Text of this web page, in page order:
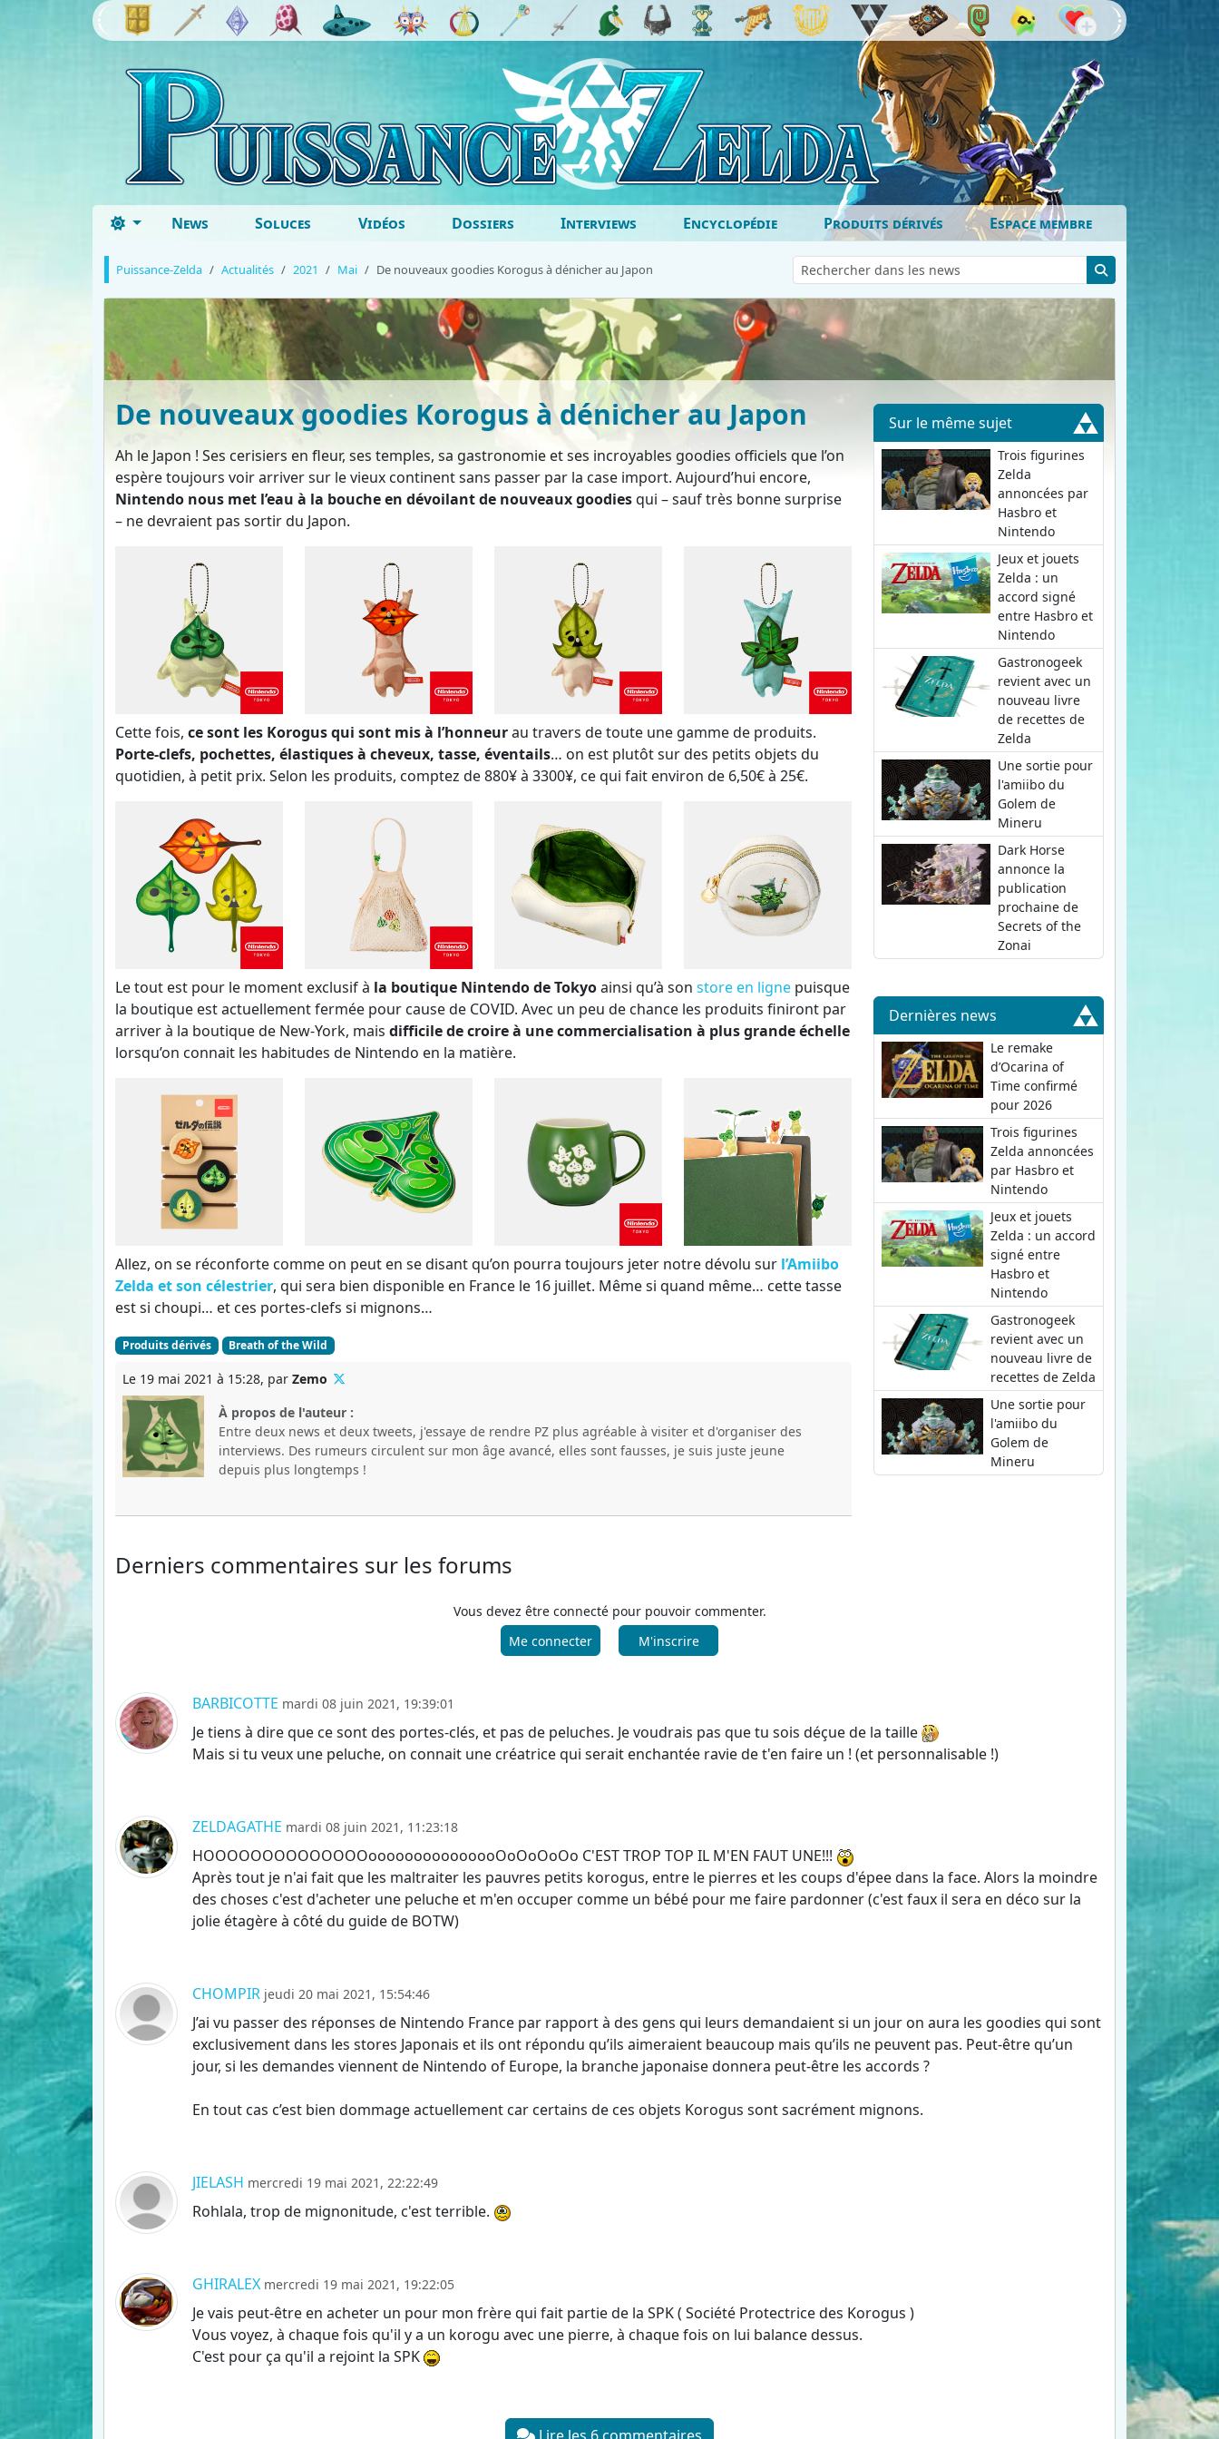
News Soluces Vidéos Dossiers Interviews Encyclopédie Produits dérivés Espace membre
Puissance-Zelda Actualités 2021 Mai De nouveaux goodies Korogus à dénicher au Japon
De nouveaux goodies Korogus à dénicher au Japon
Ah le Japon ! Ses cerisiers en fleur, ses temples, sa gastronomie et ses incroyables goodies officiels que l’on
espère toujours voir arriver sur le vieux continent sans passer par la case import. Aujourd’hui encore,
Nintendo nous met l’eau à la bouche en dévoilant de nouveaux goodiesqui – sauf très bonne surprise
– ne devraient pas sortir du Japon.
Cette fois, ce sont les Korogus qui sont mis à l’honneurau travers de toute une gamme de produits.
Porte-clefs, pochettes, élastiques à cheveux, tasse, éventails… on est plutôt sur des petits objets du
quotidien, à petit prix. Selon les produits, comptez de 880¥ à 3300¥, ce qui fait environ de 6,50€ à 25€.
Le tout est pour le moment exclusif à la boutique Nintendo de Tokyoainsi qu’à son store en ligne puisque
la boutique est actuellement fermée pour cause de COVID. Avec un peu de chance les produits finiront par
arriver à la boutique de New-York, mais difficile de croire à une commercialisation à plus grande échelle
lorsqu’on connait les habitudes de Nintendo en la matière.
Allez, on se réconforte comme on peut en se disant qu’on pourra toujours jeter notre dévolu sur l’Amiibo
Zelda et son célestrier, qui sera bien disponible en France le 16 juillet. Même si quand même… cette tasse
est si choupi… et ces portes-clefs si mignons…
Produits dérivés Breath of the Wild
Le 19 mai 2021 à 15:28, par Zemo
À propos de l'auteur :
Entre deux news et deux tweets, j'essaye de rendre PZ plus agréable à visiter et d'organiser des
interviews. Des rumeurs circulent sur mon âge avancé, elles sont fausses, je suis juste jeune
depuis plus longtemps !
Sur le même sujet
Trois figurines
Zelda
annoncées par
Hasbro et
Nintendo
Jeux et jouets
Zelda : un
accord signé
entre Hasbro et
Nintendo
Gastronogeek
revient avec un
nouveau livre
de recettes de
Zelda
Une sortie pour
l'amiibo du
Golem de
Mineru
Dark Horse
annonce la
publication
prochaine de
Secrets of the
Zonai
Dernières news
Le remake
d’Ocarina of
Time confirmé
pour 2026
Trois figurines
Zelda annoncées
par Hasbro et
Nintendo
Jeux et jouets
Zelda : un accord
signé entre
Hasbro et
Nintendo
Gastronogeek
revient avec un
nouveau livre de
recettes de Zelda
Une sortie pour
l'amiibo du
Golem de
Mineru
Derniers commentaires sur les forums
Vous devez être connecté pour pouvoir commenter.
Me connecter
M'inscrire
BARBICOTTE mardi 08 juin 2021, 19:39:01
Je tiens à dire que ce sont des portes-clés, et pas de peluches. Je voudrais pas que tu sois déçue de la taille
Mais si tu veux une peluche, on connait une créatrice qui serait enchantée ravie de t'en faire un ! (et personnalisable !)
ZELDAGATHE mardi 08 juin 2021, 11:23:18
HOOOOOOOOOOOOOOooooooooooooooOoOoOoOo C'EST TROP TOP IL M'EN FAUT UNE!!!
Après tout je n'ai fait que les maltraiter les pauvres petits korogus, entre le pierres et les coups d'épee dans la face. Alors la moindre
des choses c'est d'acheter une peluche et m'en occuper comme un bébé pour me faire pardonner (c'est faux il sera en déco sur la
jolie étagère à côté du guide de BOTW)
CHOMPIR jeudi 20 mai 2021, 15:54:46
J’ai vu passer des réponses de Nintendo France par rapport à des gens qui leurs demandaient si un jour on aura les goodies qui sont
exclusivement dans les stores Japonais et ils ont répondu qu’ils aimeraient beaucoup mais qu’ils ne peuvent pas. Peut-être qu’un
jour, si les demandes viennent de Nintendo of Europe, la branche japonaise donnera peut-être les accords ?
En tout cas c’est bien dommage actuellement car certains de ces objets Korogus sont sacrément mignons.
JIELASH mercredi 19 mai 2021, 22:22:49
Rohlala, trop de mignonitude, c'est terrible.
GHIRALEX mercredi 19 mai 2021, 19:22:05
Je vais peut-être en acheter un pour mon frère qui fait partie de la SPK ( Société Protectrice des Korogus )
Vous voyez, à chaque fois qu'il y a un korogu avec une pierre, à chaque fois on lui balance dessus.
C'est pour ça qu'il a rejoint la SPK